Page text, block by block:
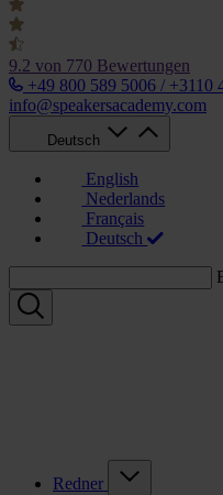
9.2 von 770 Bewertungen
+49 800 589 5006 / +3110
info@speakersacademy.com
Deutsch
English
Nederlands
Français
Deutsch
Redner